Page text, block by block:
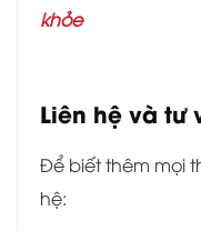
khỏe
Liên hệ và tư
Để biết thêm mọi
hệ: